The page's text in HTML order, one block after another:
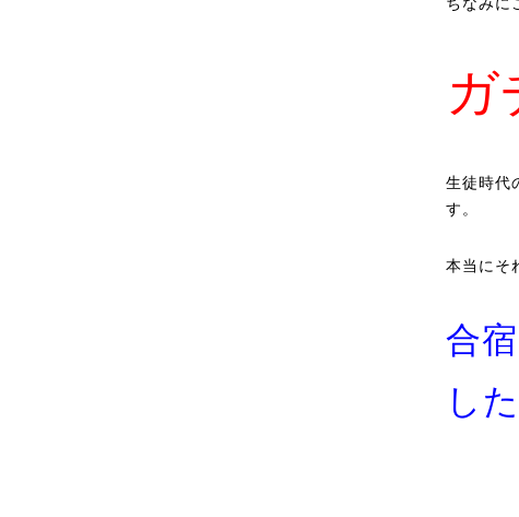
ガ
生徒時代
す。
本当にそ
合
し